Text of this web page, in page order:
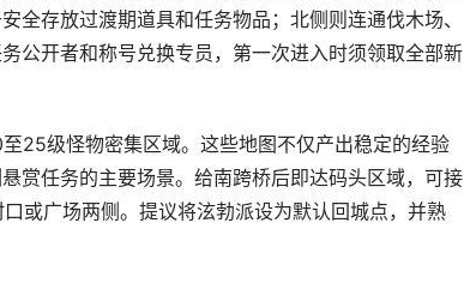
全存放过渡期道具和任务物品；北侧则连通伐木场、
公开者和称号兑换专员，第一次进入时须领取全部新
25级怪物密集区域。这些地图不仅产出稳定的经验
赏任务的主要场景。给南跨桥后即达码头区域，可接
或广场两侧。提议将泫勃派设为默认回城点，并熟